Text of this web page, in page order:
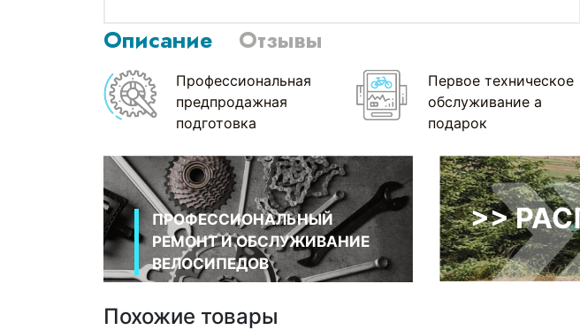
Описание Отзывы
Профессиональная
предпродажная
подготовка
Первое техническое
обслуживание а
подарок
ПРОФЕССИОНАЛЬНЫЙ
РЕМОНТ И ОБСЛУЖИВАНИЕ
ВЕЛОСИПЕДОВ
>>
Похожие товары